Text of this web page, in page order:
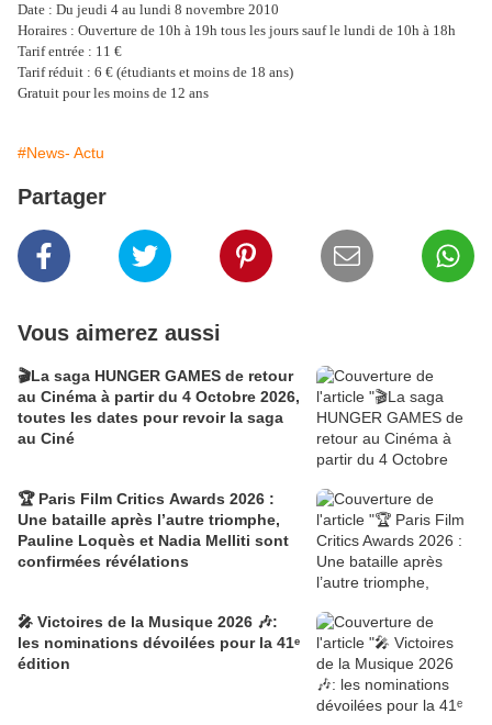
Date : Du jeudi 4 au lundi 8 novembre 2010
Horaires : Ouverture de 10h à 19h tous les jours sauf le lundi de 10h à 18h
Tarif entrée : 11 €
Tarif réduit : 6 € (étudiants et moins de 18 ans)
Gratuit pour les moins de 12 ans
#News- Actu
Partager
Vous aimerez aussi
🎬La saga HUNGER GAMES de retour
au Cinéma à partir du 4 Octobre 2026,
toutes les dates pour revoir la saga
au Ciné
🏆 Paris Film Critics Awards 2026 :
Une bataille après l’autre triomphe,
Pauline Loquès et Nadia Melliti sont
confirmées révélations
🎤 Victoires de la Musique 2026 🎶:
les nominations dévoilées pour la 41ᵉ
édition